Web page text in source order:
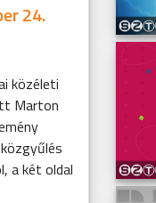
24.
közéleti
Marton
a két oldal